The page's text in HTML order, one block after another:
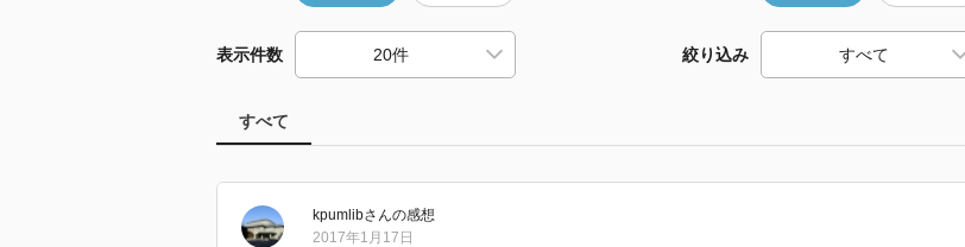
表示件数 絞り込み
すべて
kpumlibさんの感想
2017年1月17日